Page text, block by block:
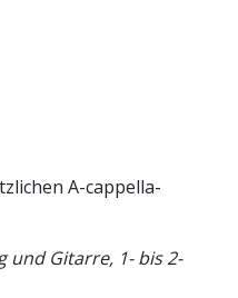
A-cappella-
und Gitarre, 1- bis 2-